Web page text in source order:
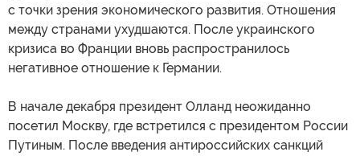
с точки зрения экономического развития. Отношения
между странами ухудшаются. После украинского
кризиса во Франции вновь распространилось
негативное отношение к Германии.
В начале декабря президент Олланд неожиданно
посетил Москву, где встретился с президентом России
Путиным. После введения антироссийских санкций